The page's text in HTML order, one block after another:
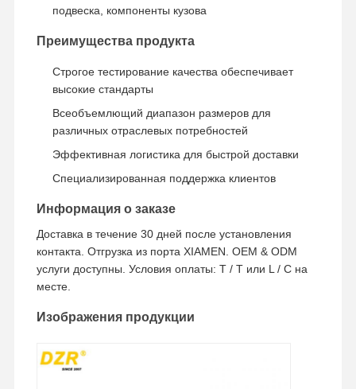
подвеска, компоненты кузова
Преимущества продукта
Строгое тестирование качества обеспечивает
высокие стандарты
Всеобъемлющий диапазон размеров для
различных отраслевых потребностей
Эффективная логистика для быстрой доставки
Специализированная поддержка клиентов
Информация о заказе
Доставка в течение 30 дней после установления
контакта. Отгрузка из порта XIAMEN. OEM & ODM
услуги доступны. Условия оплаты: T / T или L / C на
месте.
Изображения продукции